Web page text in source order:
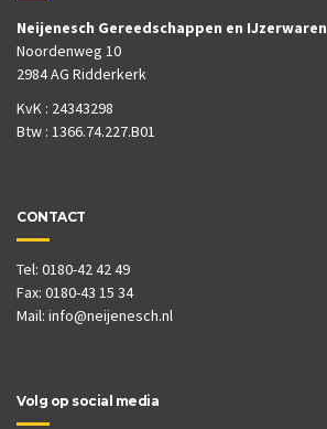
Neijenesch Gereedschappen en IJzerwaren
Noordenweg 10
2984 AG Ridderkerk
KvK : 24343298
Btw : 1366.74.227.B01
CONTACT
Tel: 0180-42 42 49
Fax: 0180-43 15 34
Mail: info@neijenesch.nl
Volg op social media